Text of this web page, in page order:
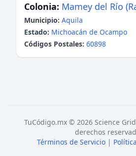
Colonia: Mamey del Río
Municipio: Aquila
Estado: Michoacán de Ocampo
Códigos Postales: 60898
TuCódigo.mx © 2026 Science
derechos
Términos de Servicio |